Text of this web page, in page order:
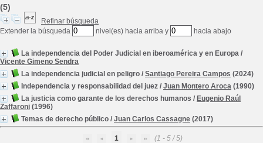
(5)
Refinar búsqueda
Extender la búsqueda
nivel(es) hacia arriba y hacia abajo
La independencia del Poder Judicial en iberoamérica y en Europa /
Vicente Gimeno Sendra
La independencia judicial en peligro / Santiago Pereira Campos (2024)
Independencia y responsabilidad del juez / Juan Montero Aroca (1990)
La justicia como garante de los derechos humanos / Eugenio Raúl
Zaffaroni (1996)
Temas de derecho público / Juan Carlos Cassagne (2017)
1 (1 - 5 / 5)